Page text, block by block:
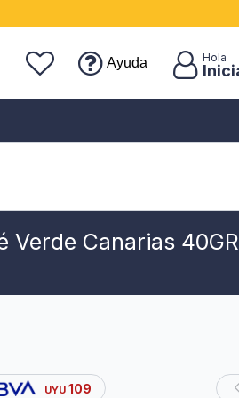
Ayuda
Verde Canarias 40GR
UYU 109